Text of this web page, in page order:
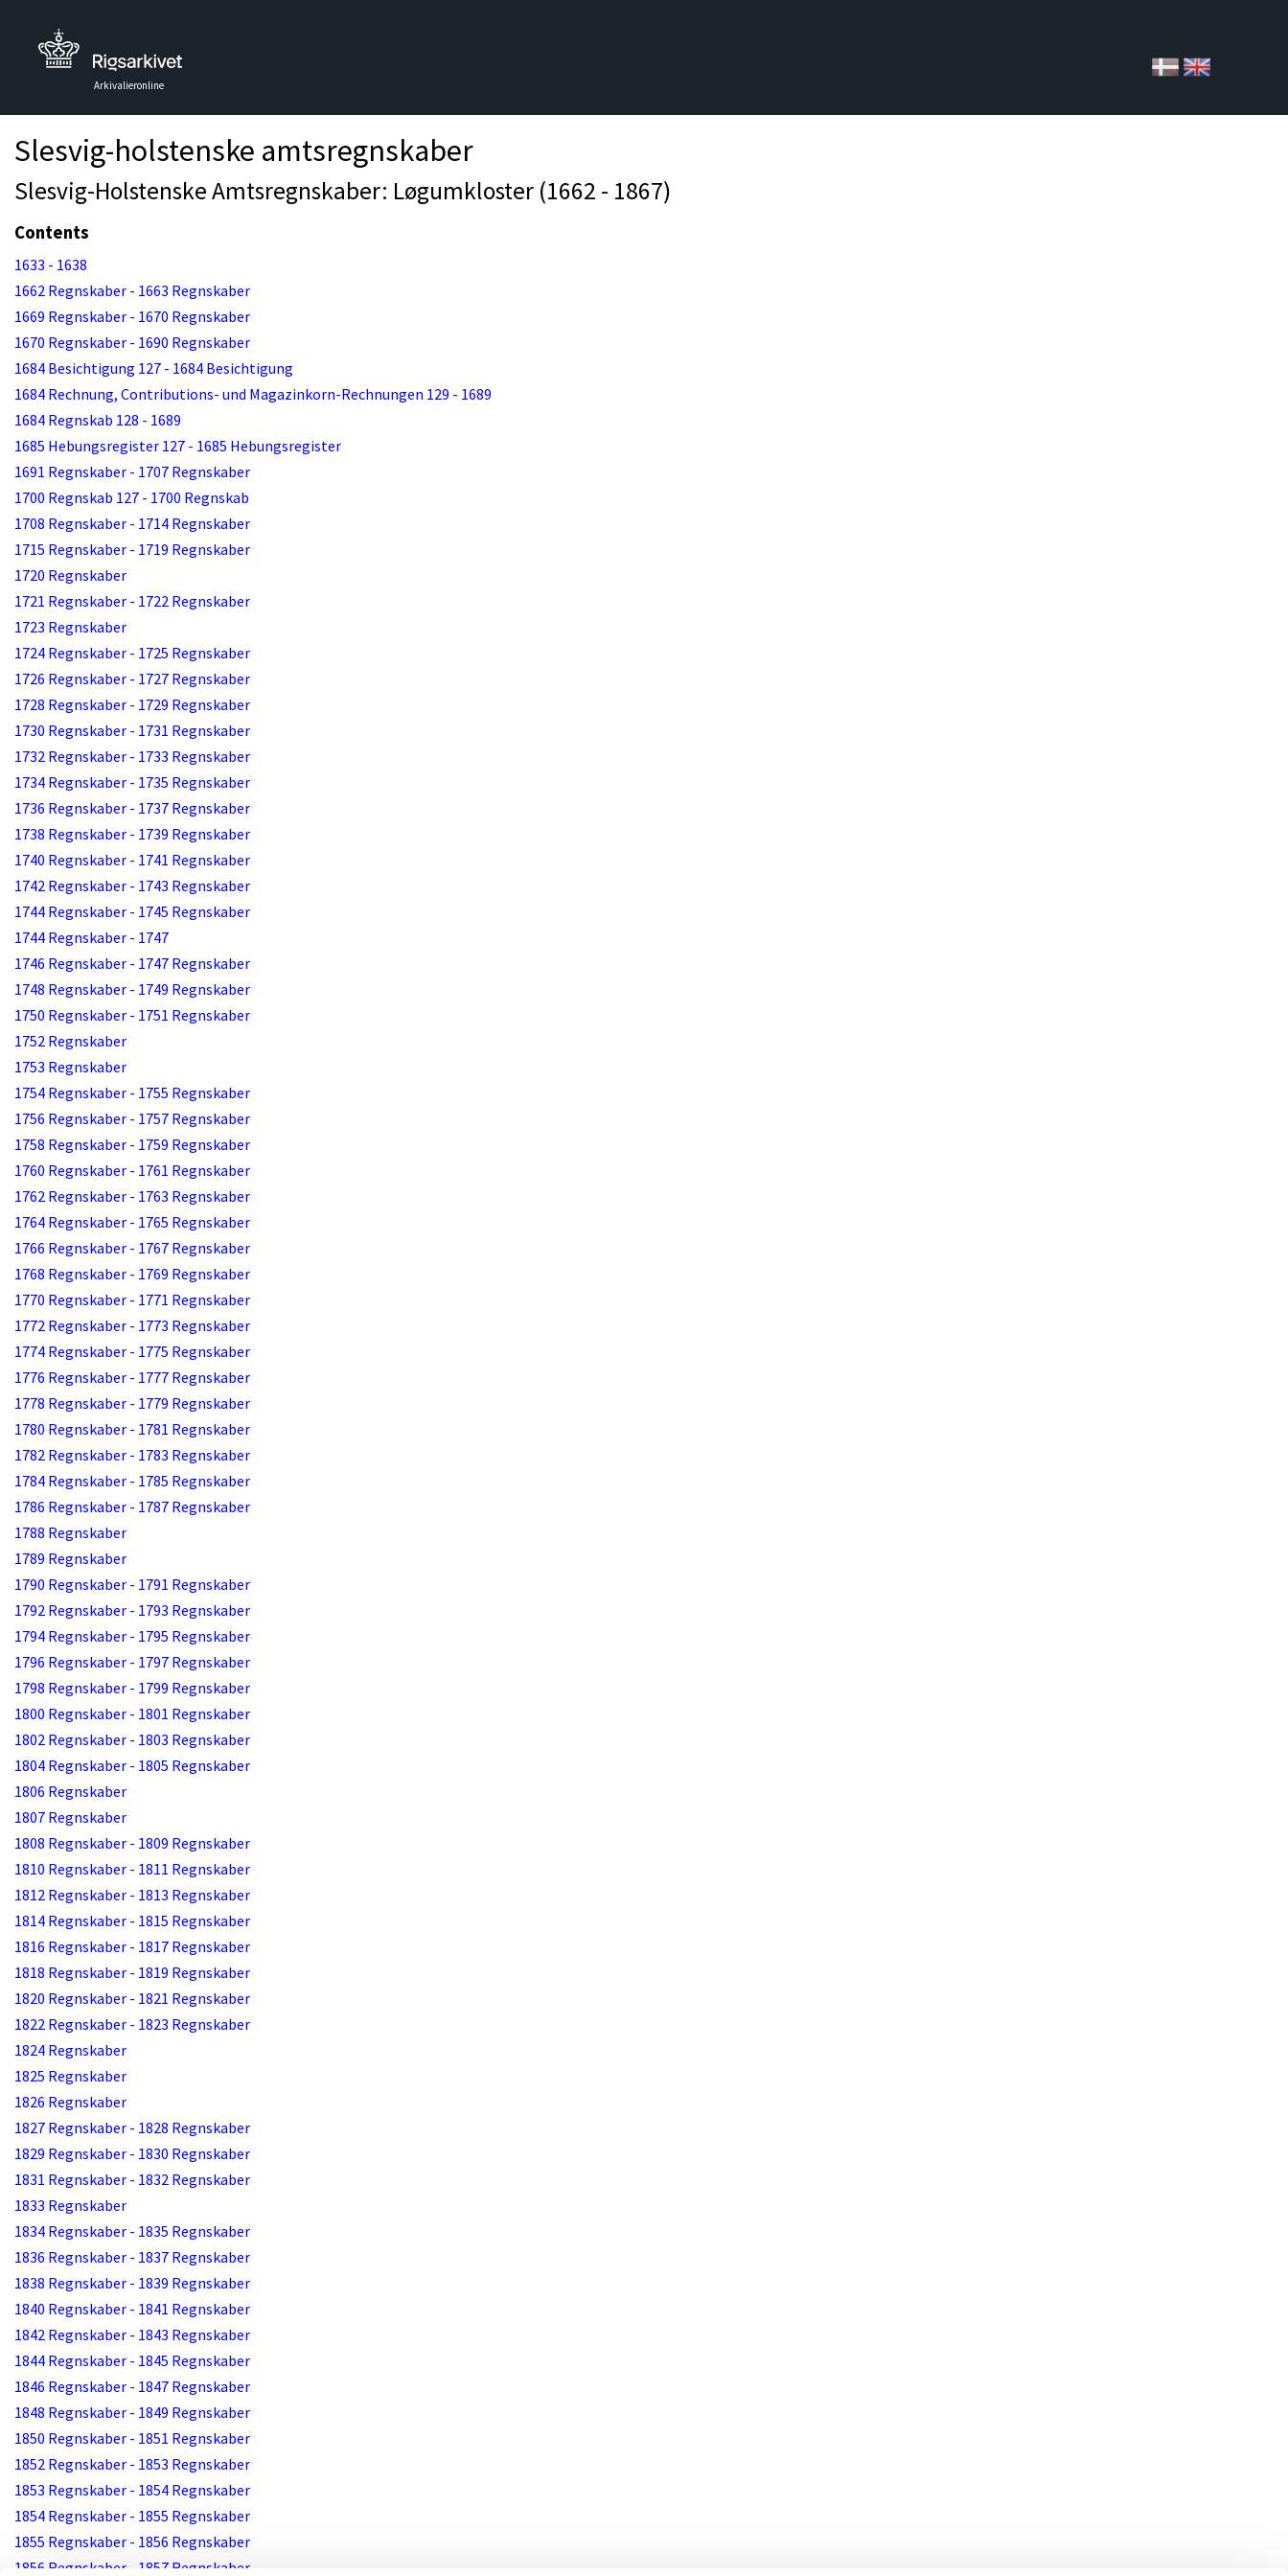
Arkivalieronline
Slesvig-holstenske amtsregnskaber
Slesvig-Holstenske Amtsregnskaber: Løgumkloster (1662 - 1867)
Contents
1633 - 1638
1662 Regnskaber - 1663 Regnskaber
1669 Regnskaber - 1670 Regnskaber
1670 Regnskaber - 1690 Regnskaber
1684 Besichtigung 127 - 1684 Besichtigung
1684 Rechnung, Contributions- und Magazinkorn-Rechnungen 129 - 1689
1684 Regnskab 128 - 1689
1685 Hebungsregister 127 - 1685 Hebungsregister
1691 Regnskaber - 1707 Regnskaber
1700 Regnskab 127 - 1700 Regnskab
1708 Regnskaber - 1714 Regnskaber
1715 Regnskaber - 1719 Regnskaber
1720 Regnskaber
1721 Regnskaber - 1722 Regnskaber
1723 Regnskaber
1724 Regnskaber - 1725 Regnskaber
1726 Regnskaber - 1727 Regnskaber
1728 Regnskaber - 1729 Regnskaber
1730 Regnskaber - 1731 Regnskaber
1732 Regnskaber - 1733 Regnskaber
1734 Regnskaber - 1735 Regnskaber
1736 Regnskaber - 1737 Regnskaber
1738 Regnskaber - 1739 Regnskaber
1740 Regnskaber - 1741 Regnskaber
1742 Regnskaber - 1743 Regnskaber
1744 Regnskaber - 1745 Regnskaber
1744 Regnskaber - 1747
1746 Regnskaber - 1747 Regnskaber
1748 Regnskaber - 1749 Regnskaber
1750 Regnskaber - 1751 Regnskaber
1752 Regnskaber
1753 Regnskaber
1754 Regnskaber - 1755 Regnskaber
1756 Regnskaber - 1757 Regnskaber
1758 Regnskaber - 1759 Regnskaber
1760 Regnskaber - 1761 Regnskaber
1762 Regnskaber - 1763 Regnskaber
1764 Regnskaber - 1765 Regnskaber
1766 Regnskaber - 1767 Regnskaber
1768 Regnskaber - 1769 Regnskaber
1770 Regnskaber - 1771 Regnskaber
1772 Regnskaber - 1773 Regnskaber
1774 Regnskaber - 1775 Regnskaber
1776 Regnskaber - 1777 Regnskaber
1778 Regnskaber - 1779 Regnskaber
1780 Regnskaber - 1781 Regnskaber
1782 Regnskaber - 1783 Regnskaber
1784 Regnskaber - 1785 Regnskaber
1786 Regnskaber - 1787 Regnskaber
1788 Regnskaber
1789 Regnskaber
1790 Regnskaber - 1791 Regnskaber
1792 Regnskaber - 1793 Regnskaber
1794 Regnskaber - 1795 Regnskaber
1796 Regnskaber - 1797 Regnskaber
1798 Regnskaber - 1799 Regnskaber
1800 Regnskaber - 1801 Regnskaber
1802 Regnskaber - 1803 Regnskaber
1804 Regnskaber - 1805 Regnskaber
1806 Regnskaber
1807 Regnskaber
1808 Regnskaber - 1809 Regnskaber
1810 Regnskaber - 1811 Regnskaber
1812 Regnskaber - 1813 Regnskaber
1814 Regnskaber - 1815 Regnskaber
1816 Regnskaber - 1817 Regnskaber
1818 Regnskaber - 1819 Regnskaber
1820 Regnskaber - 1821 Regnskaber
1822 Regnskaber - 1823 Regnskaber
1824 Regnskaber
1825 Regnskaber
1826 Regnskaber
1827 Regnskaber - 1828 Regnskaber
1829 Regnskaber - 1830 Regnskaber
1831 Regnskaber - 1832 Regnskaber
1833 Regnskaber
1834 Regnskaber - 1835 Regnskaber
1836 Regnskaber - 1837 Regnskaber
1838 Regnskaber - 1839 Regnskaber
1840 Regnskaber - 1841 Regnskaber
1842 Regnskaber - 1843 Regnskaber
1844 Regnskaber - 1845 Regnskaber
1846 Regnskaber - 1847 Regnskaber
1848 Regnskaber - 1849 Regnskaber
1850 Regnskaber - 1851 Regnskaber
1852 Regnskaber - 1853 Regnskaber
1853 Regnskaber - 1854 Regnskaber
1854 Regnskaber - 1855 Regnskaber
1855 Regnskaber - 1856 Regnskaber
1856 Regnskaber - 1857 Regnskaber